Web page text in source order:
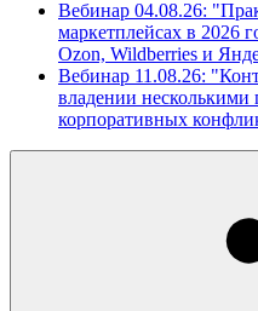
Вебинар 04.08.26:
маркетплейсах в 2026
Ozon, Wildberries и
Вебинар 11.08.26:
владении несколькими
корпоративных